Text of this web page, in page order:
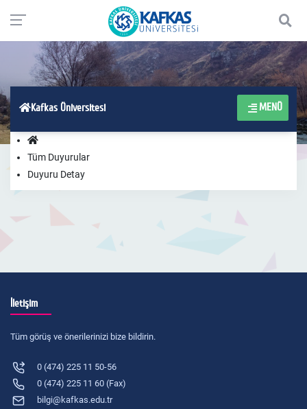
Kafkas Üniversitesi MENÜ
Tüm Duyurular
Duyuru Detay
İletişim
Tüm görüş ve önerilerinizi bize bildirin.
0 (474) 225 11 50-56
0 (474) 225 11 60 (Fax)
bilgi@kafkas.edu.tr